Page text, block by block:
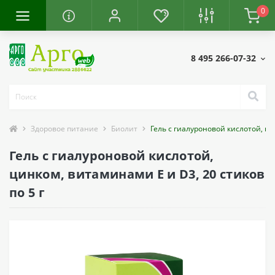
0
8 495 266-07-32
Здоровое питание Биолит Гель с гиалуроновой кислотой,
Гель с гиалуроновой кислотой,
цинком, витаминами Е и D3, 20 стиков
по 5 г